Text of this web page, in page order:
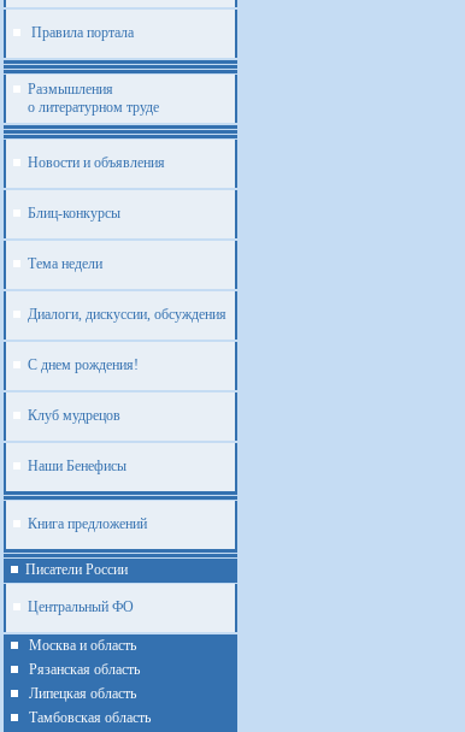
Правила портала
Размышления
о литературном труде
Новости и объявления
Блиц-конкурсы
Тема недели
Диалоги, дискуссии, обсуждения
С днем рождения!
Клуб мудрецов
Наши Бенефисы
Книга предложений
Писатели России
Центральный ФО
Москва и область
Рязанская область
Липецкая область
Тамбовская область